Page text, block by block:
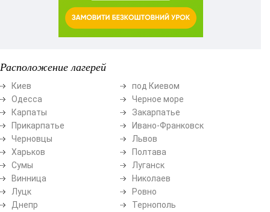
Расположение лагерей
Киев
Одесса
Карпаты
Прикарпатье
Черновцы
Харьков
Сумы
Винница
Луцк
Днепр
под Киевом
Черное море
Закарпатье
Ивано-Франковск
Львов
Полтава
Луганск
Николаев
Ровно
Тернополь